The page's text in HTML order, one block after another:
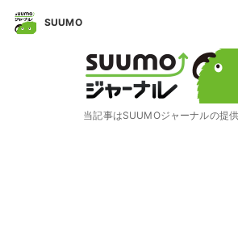
SUUMO
当記事はSUUMOジャーナルの提